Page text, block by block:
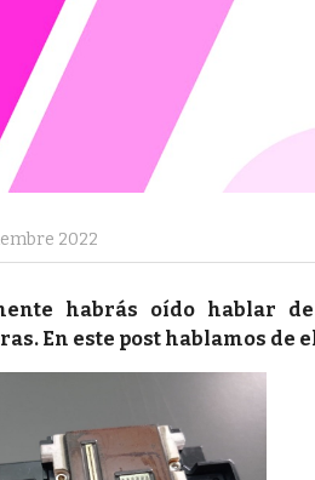
2022
habrás oído hablar
En este post hablamos de